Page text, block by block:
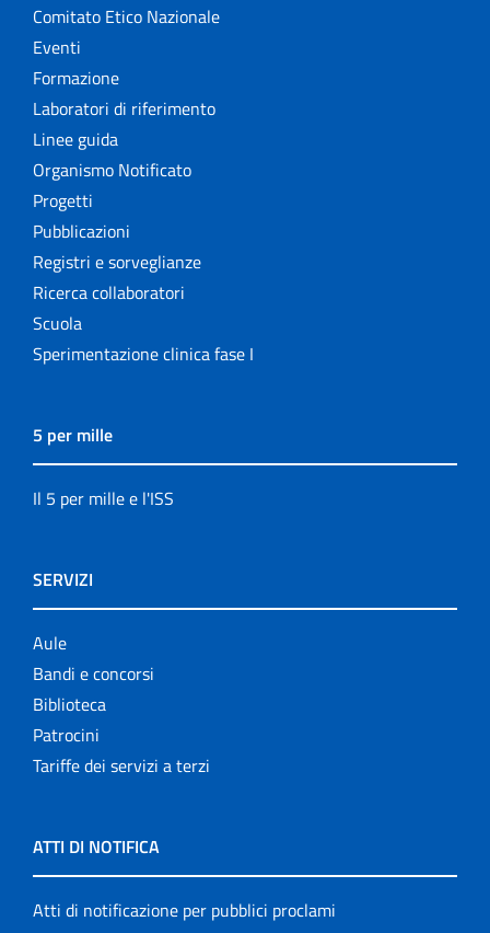
Comitato Etico Nazionale
Eventi
Formazione
Laboratori di riferimento
Linee guida
Organismo Notificato
Progetti
Pubblicazioni
Registri e sorveglianze
Ricerca collaboratori
Scuola
Sperimentazione clinica fase I
5 per mille
Il 5 per mille e l'ISS
SERVIZI
Aule
Bandi e concorsi
Biblioteca
Patrocini
Tariffe dei servizi a terzi
ATTI DI NOTIFICA
Atti di notificazione per pubblici proclami